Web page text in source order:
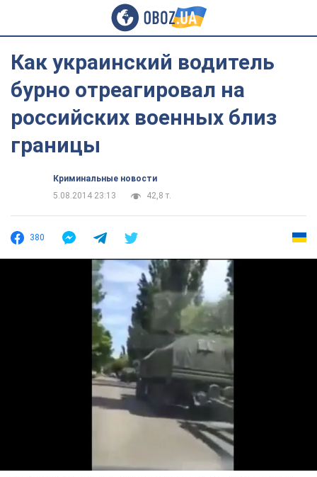
Как украинский водитель
бурно отреагировал на
российских военных близ
границы
Криминальные новости
5.08.2014 23:13
42,8 т.
380